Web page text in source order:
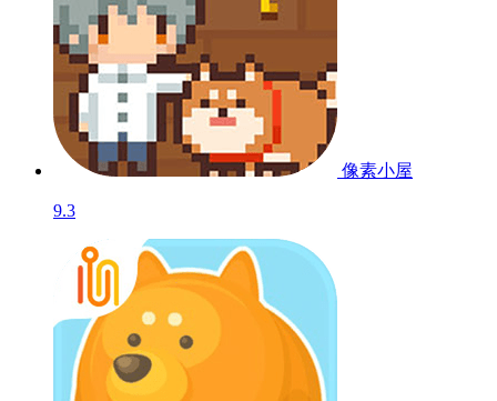
像素小屋
9.3